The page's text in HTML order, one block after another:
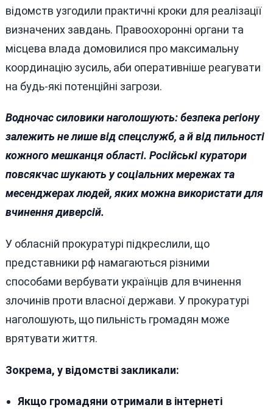
відомств узгодили практичні кроки для реалізації
визначених завдань. Правоохоронні органи та
місцева влада домовилися про максимальну
координацію зусиль, аби оперативніше реагувати
на будь-які потенційні загрози.
Водночас силовики наголошують: безпека регіону
залежить не лише від спецслужб, а й від пильності
кожного мешканця області. Російські куратори
повсякчас шукають у соціальних мережах та
месенджерах людей, яких можна використати для
вчинення диверсій.
У обласній прокуратурі підкреслили, що
представники рф намагаються різними
способами вербувати українців для вчинення
злочинів проти власної держави. У прокуратурі
наголошують, що пильність громадян може
врятувати життя.
Зокрема, у відомстві закликали:
Якщо громадяни отримали в інтернеті